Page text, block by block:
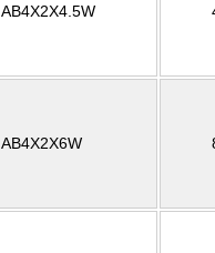
AB4X2X4.5W
AB4X2X6W